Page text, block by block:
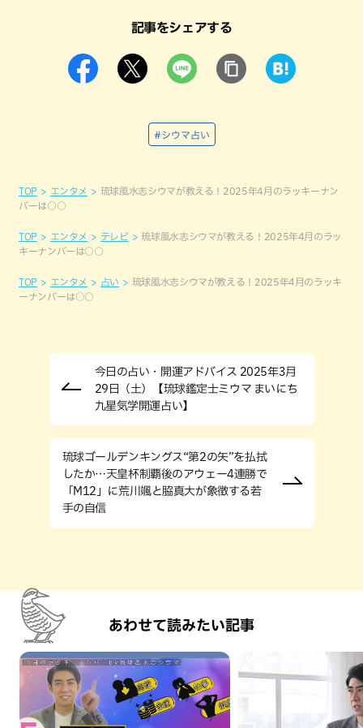
記事をシェアする
#シウマ占い
TOP エンタメ
琉球風水志シウマが教える！2025年4月のラッキーナン
バーは○○
TOP エンタメ テレビ
琉球風水志シウマが教える！2025年4月のラッ
キーナンバーは○○
TOP エンタメ 占い
琉球風水志シウマが教える！2025年4月のラッキ
ーナンバーは○○
今日の占い・開運アドバイス 2025年3月
29日（土）【琉球鑑定士ミウマ まいにち
九星気学開運占い】
琉球ゴールデンキングス“第2の矢”を払拭
したか…天皇杯制覇後のアウェー4連勝で
「M12」に荒川颯と脇真大が象徴する若
手の自信
あわせて読みたい記事